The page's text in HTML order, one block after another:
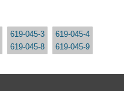
619-045-3
619-045-4
619-045-8 619-045-9